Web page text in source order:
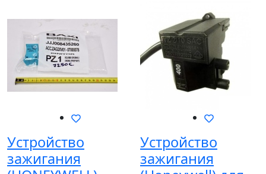
Устройство
зажигания
Устройство
зажигания